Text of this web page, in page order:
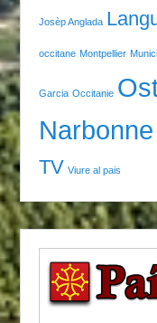
Josèp Anglada
occitane Montpellier
Garcia Occitanie
Narbonne
TV Viure al pais